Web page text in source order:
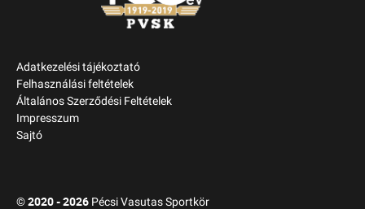
Adatkezelési tájékoztató
Felhasználási feltételek
Általános Szerződési Feltételek
Impresszum
Sajtó
©2020 - 2026 Pécsi Vasutas Sportkör